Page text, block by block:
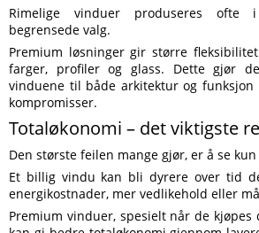
Rimelige vinduer produseres ofte
begrensede valg.
Premium løsninger gir større
farger, profiler og glass. Dette gjør
vinduene til både arkitektur og
kompromisser.
Totaløkonomi – det viktigste
Den største feilen mange gjør, er å se
Et billig vindu kan bli dyrere over tid
energikostnader, mer vedlikehold eller
Premium vinduer, spesielt når de